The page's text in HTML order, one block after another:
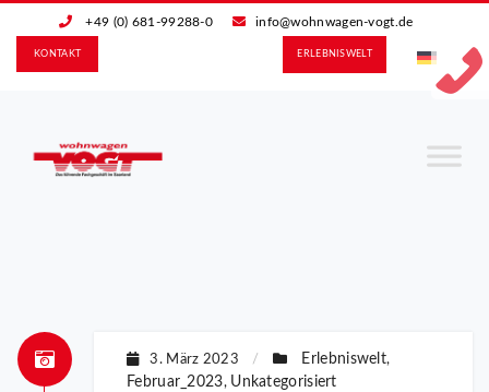
+49 (0) 681-99288-0 info@wohnwagen-vogt.de
ERLEBNIS­WELT
KONTAKT
3. März 2023 / Erlebniswelt,
Februar_2023, Unkategorisiert